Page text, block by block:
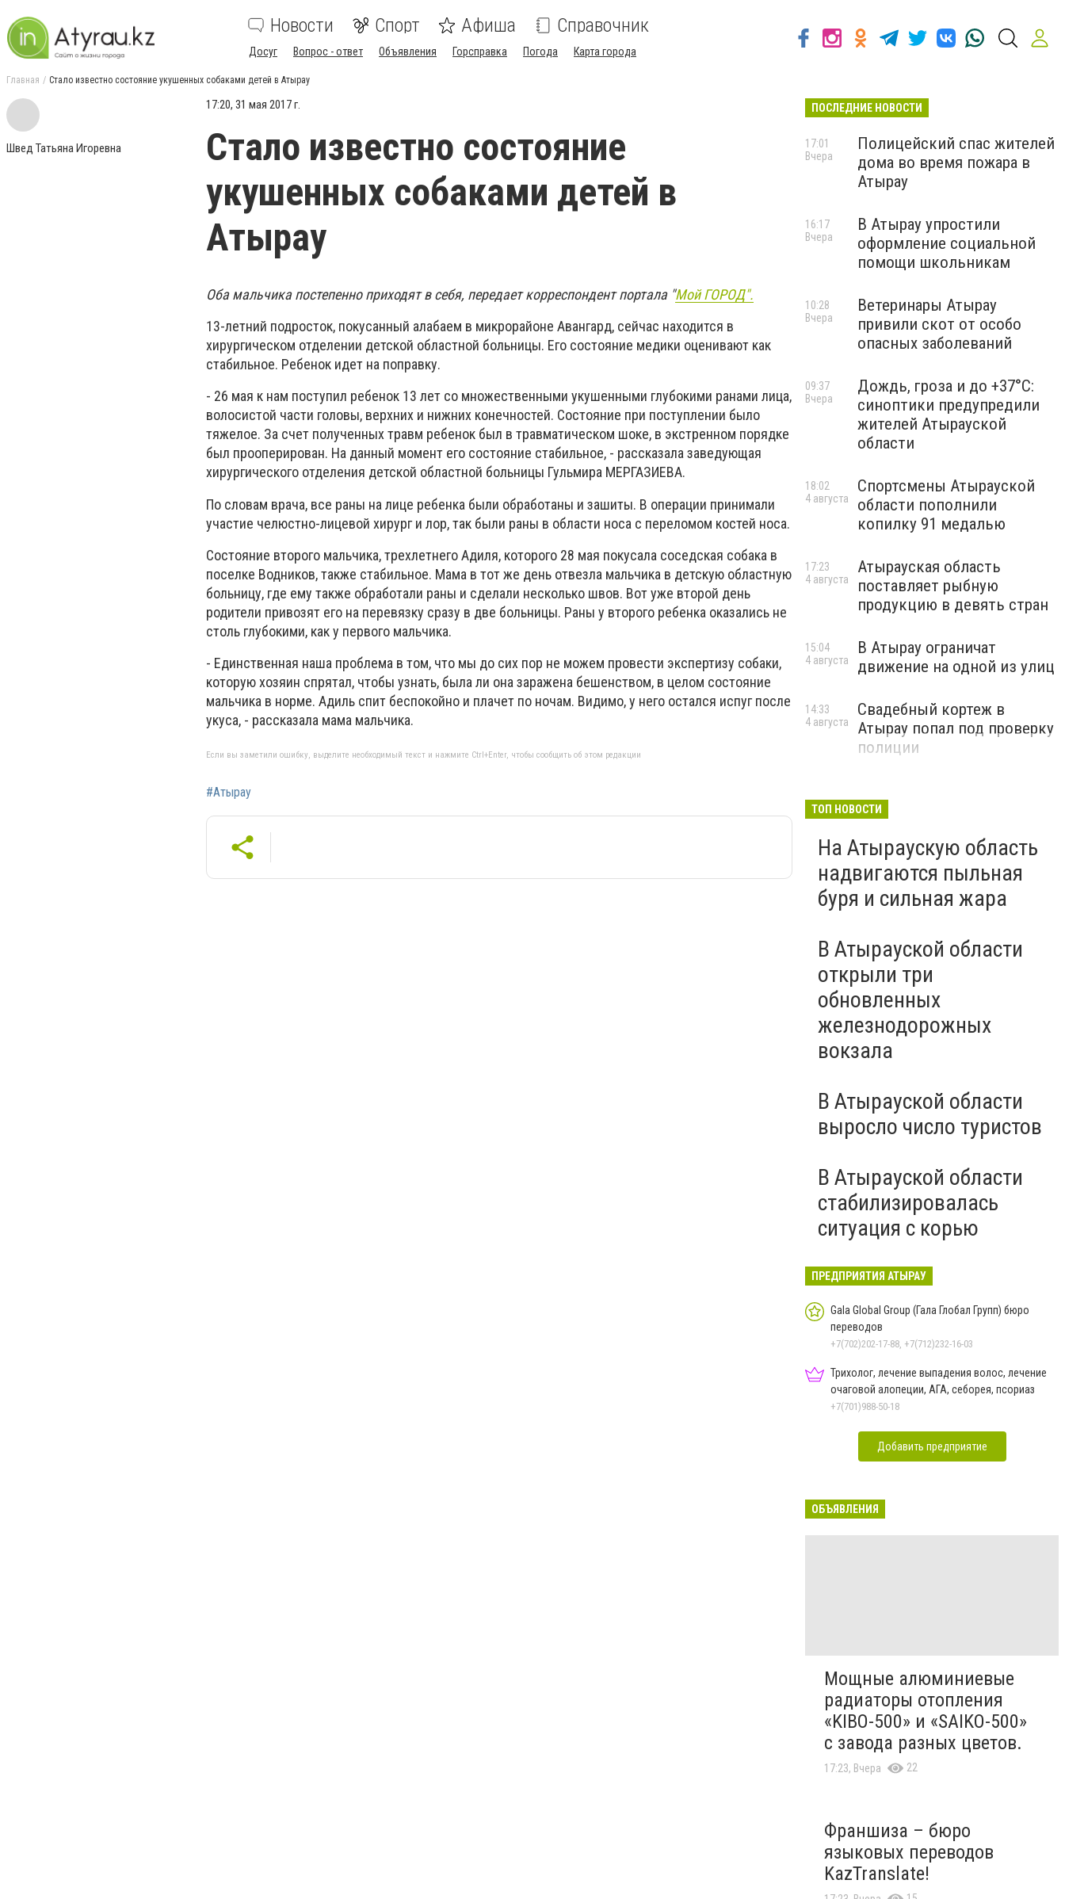
Новости Спорт Афиша Справочник
Досуг Вопрос - ответ Объявления Горсправка Погода Карта города
Главная Стало известно состояние укушенных собаками детей в Атырау
Швед Татьяна Игоревна
17:20, 31 мая 2017 г.
Стало известно состояние
укушенных собаками детей в
Атырау
Оба мальчика постепенно приходят в себя, передает корреспондент портала "Мой ГОРОД".
13-летний подросток, покусанный алабаем в микрорайоне Авангард, сейчас находится в
хирургическом отделении детской областной больницы. Его состояние медики оценивают как
стабильное. Ребенок идет на поправку.
- 26 мая к нам поступил ребенок 13 лет со множественными укушенными глубокими ранами лица,
волосистой части головы, верхних и нижних конечностей. Состояние при поступлении было
тяжелое. За счет полученных травм ребенок был в травматическом шоке, в экстренном порядке
был прооперирован. На данный момент его состояние стабильное, - рассказала заведующая
хирургического отделения детской областной больницы Гульмира МЕРГАЗИЕВА.
По словам врача, все раны на лице ребенка были обработаны и зашиты. В операции принимали
участие челюстно-лицевой хирург и лор, так были раны в области носа с переломом костей носа.
Состояние второго мальчика, трехлетнего Адиля, которого 28 мая покусала соседская собака в
поселке Водников, также стабильное. Мама в тот же день отвезла мальчика в детскую областную
больницу, где ему также обработали раны и сделали несколько швов. Вот уже второй день
родители привозят его на перевязку сразу в две больницы. Раны у второго ребенка оказались не
столь глубокими, как у первого мальчика.
- Единственная наша проблема в том, что мы до сих пор не можем провести экспертизу собаки,
которую хозяин спрятал, чтобы узнать, была ли она заражена бешенством, в целом состояние
мальчика в норме. Адиль спит беспокойно и плачет по ночам. Видимо, у него остался испуг после
укуса, - рассказала мама мальчика.
Если вы заметили ошибку, выделите необходимый текст и нажмите Ctrl+Enter, чтобы сообщить об этом редакции
#Атырау
ПОСЛЕДНИЕ НОВОСТИ
Полицейский спас жителей
дома во время пожара в
Атырау
17:01
Вчера
В Атырау упростили
оформление социальной
помощи школьникам
16:17
Вчера
Ветеринары Атырау
привили скот от особо
опасных заболеваний
10:28
Вчера
Дождь, гроза и до +37°C:
синоптики предупредили
жителей Атырауской
области
09:37
Вчера
Спортсмены Атырауской
области пополнили
копилку 91 медалью
18:02
4 августа
Атырауская область
поставляет рыбную
продукцию в девять стран
17:23
4 августа
В Атырау ограничат
движение на одной из улиц
15:04
4 августа
Свадебный кортеж в
Атырау попал под проверку
полиции
14:33
4 августа
ТОП НОВОСТИ
На Атыраускую область
надвигаются пыльная
буря и сильная жара
В Атырауской области
открыли три
обновленных
железнодорожных
вокзала
В Атырауской области
выросло число туристов
В Атырауской области
стабилизировалась
ситуация с корью
ПРЕДПРИЯТИЯ АТЫРАУ
Gala Global Group (Гала Глобал Групп) бюро
переводов
+7(702)202-17-88, +7(712)232-16-03
Трихолог, лечение выпадения волос, лечение
очаговой алопеции, АГА, себорея, псориаз
+7(701)988-50-18
Добавить предприятие
ОБЪЯВЛЕНИЯ
Мощные алюминиевые
радиаторы отопления
«KIBO-500» и «SAIKO-500»
с завода разных цветов.
17:23, Вчера 22
Франшиза – бюро
языковых переводов
KazTranslate!